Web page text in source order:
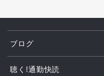
ブログ
聴く!通勤快読